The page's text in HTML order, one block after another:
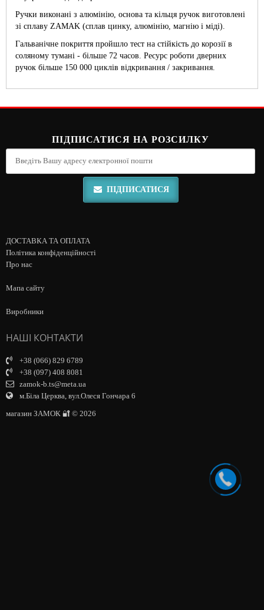
Ручки виконані з алюмінію, основа та кільця ручок виготовлені
зі сплаву ZAMAK (сплав цинку, алюмінію, магнію і міді).
Гальванічне покриття пройшло тест на стійкість до корозії в
соляному тумані - більше 72 часов. Ресурс роботи дверних
ручок більше 150 000 циклів відкривання / закривання.
ПІДПИСАТИСЯ НА РОЗСИЛКУ
ПІДПИСАТИСЯ
ДОСТАВКА ТА ОПЛАТА
Політика конфіденційності
Про нас
Мапа сайту
Виробники
НАШІ КОНТАКТИ
+38 (066) 829 6789
+38 (097) 408 8081
zamok-b.ts@meta.ua
м.Біла Церква, вул.Олеся Гончара 6
магазин ЗАМОК 🔐 © 2026